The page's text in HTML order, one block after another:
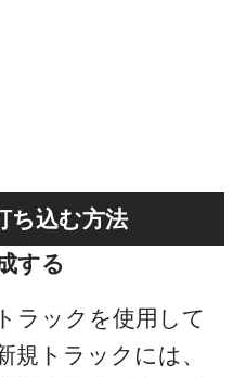
ち込む方法
する
ラックを使用して
規トラックには、